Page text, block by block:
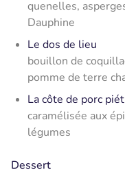
quenelles,
Dauphine
Le dos de lieu
bouillon de
pomme de terre
La côte de porc
caramélisée aux
légumes
Dessert